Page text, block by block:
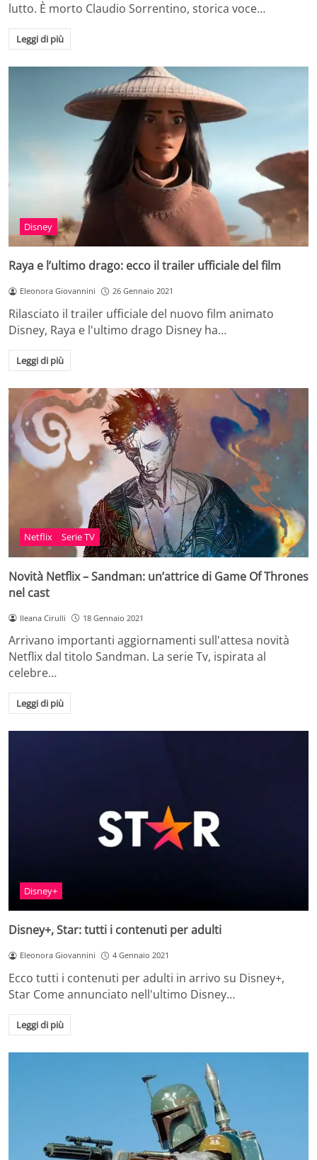
lutto. È morto Claudio Sorrentino, storica voce…
Leggi di più
Disney
Raya e l’ultimo drago: ecco il trailer ufficiale del film
Eleonora Giovannini 26 Gennaio 2021
Rilasciato il trailer ufficiale del nuovo film animato
Disney, Raya e l'ultimo drago Disney ha…
Leggi di più
Netflix Serie TV
Novità Netflix – Sandman: un’attrice di Game Of Thrones
nel cast
Ileana Cirulli 18 Gennaio 2021
Arrivano importanti aggiornamenti sull'attesa novità
Netflix dal titolo Sandman. La serie Tv, ispirata al
celebre…
Leggi di più
Disney+
Disney+, Star: tutti i contenuti per adulti
Eleonora Giovannini 4 Gennaio 2021
Ecco tutti i contenuti per adulti in arrivo su Disney+,
Star Come annunciato nell'ultimo Disney…
Leggi di più